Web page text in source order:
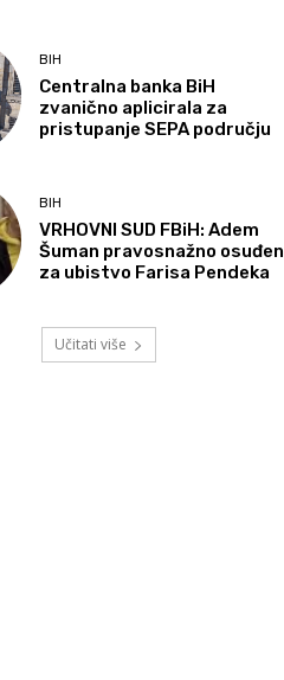
BIH
Centralna banka BiH
zvanično aplicirala za
pristupanje SEPA području
BIH
VRHOVNI SUD FBiH: Adem
Šuman pravosnažno osuđen
za ubistvo Farisa Pendeka
Učitati više